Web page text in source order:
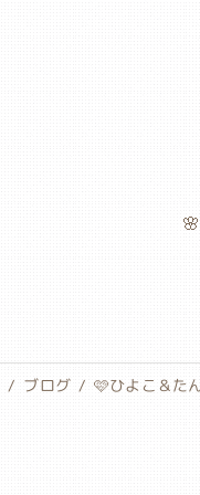
ブログ 🩷ひよこ＆た